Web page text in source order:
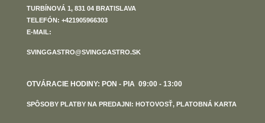
TURBÍNOVÁ 1, 831 04 BRATISLAVA
TELEFÓN: +421905966303
E-MAIL:
SVINGGASTRO@SVINGGASTRO.SK
OTVÁRACIE HODINY: PON - PIA 09:00 - 13:00
SPÔSOBY PLATBY NA PREDAJNI: HOTOVOSŤ, PLATOBNÁ KARTA